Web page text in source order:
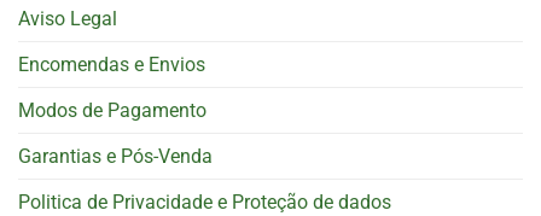
Aviso Legal
Encomendas e Envios
Modos de Pagamento
Garantias e Pós-Venda
Politica de Privacidade e Proteção de dados